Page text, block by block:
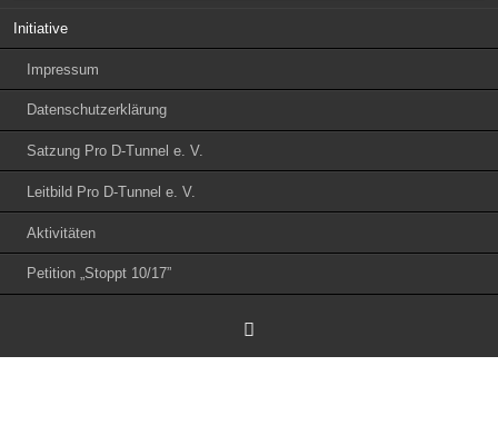
Initiative
Impressum
Datenschutzerklärung
Satzung Pro D-Tunnel e. V.
Leitbild Pro D-Tunnel e. V.
Aktivitäten
Petition „Stoppt 10/17”